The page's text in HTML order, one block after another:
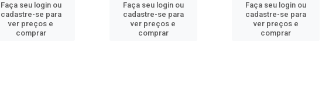
Faça seu login ou
cadastre-se para
ver preços e
comprar
Faça seu login ou
cadastre-se para
ver preços e
comprar
Faça seu login ou
cadastre-se para
ver preços e
comprar